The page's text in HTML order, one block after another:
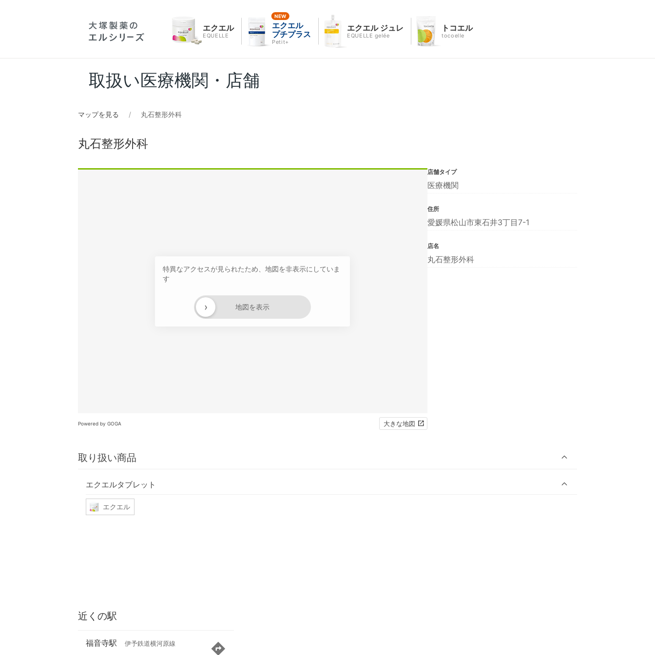
エクエル
EQUELLE
エクエル
プチプラス
Petit+
エクエル ジュレ
EQUELLE gelée
トコエル
tocoelle
取扱い医療機関・店舗
マップを見る 丸石整形外科
丸石整形外科
特異なアクセスが見られたため、地図を非表示にしていま
す
地図を表示
›
Powered by GOGA 大きな地図
取り扱い商品
エクエルタブレット
エクエル
店舗タイプ
医療機関
住所
愛媛県松山市東石井3丁目7-1
店名
丸石整形外科
近くの駅
福音寺駅 伊予鉄道横河原線